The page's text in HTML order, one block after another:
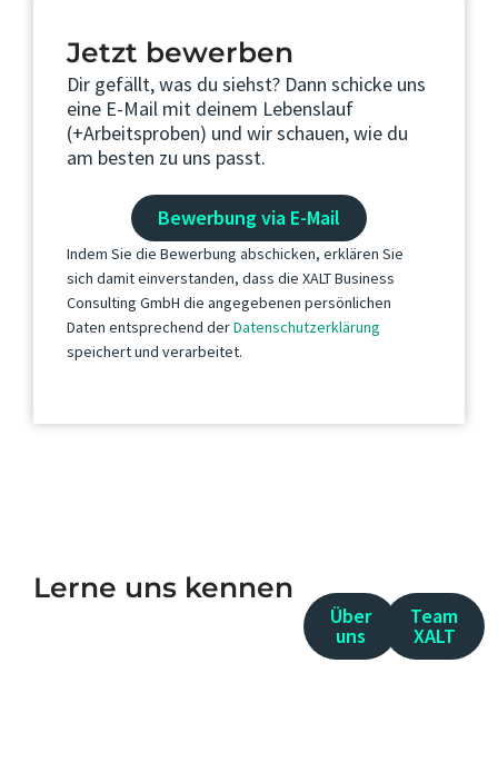
Jetzt bewerben
Dir gefällt, was du siehst? Dann schicke uns
eine E-Mail mit deinem Lebenslauf
(+Arbeitsproben) und wir schauen, wie du
am besten zu uns passt.
Bewerbung via E-Mail
Indem Sie die Bewerbung abschicken, erklären Sie
sich damit einverstanden, dass die XALT Business
Consulting GmbH die angegebenen persönlichen
Daten entsprechend derDatenschutzerklärung
speichert und verarbeitet.
Lerne uns kennen
Über
uns
Team
XALT